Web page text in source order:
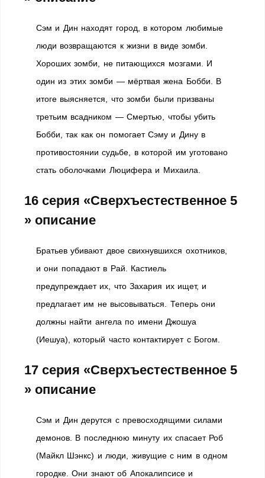
Сэм и Дин находят город, в котором любимые
люди возвращаются к жизни в виде зомби.
Хороших зомби, не питающихся мозгами. И
один из этих зомби — мёртвая жена Бобби. В
итоге выясняется, что зомби были призваны
третьим всадником — Смертью, чтобы убить
Бобби, так как он помогает Сэму и Дину в
противостоянии судьбе, в которой им уготовано
стать оболочками Люцифера и Михаила.
16 серия «Сверхъестественное 5
» описание
Братьев убивают двое свихнувшихся охотников,
и они попадают в Рай. Кастиель
предупреждает их, что Захария их ищет, и
предлагает им не высовываться. Теперь они
должны найти ангела по имени Джошуа
(Иешуа), который часто контактирует с Богом.
17 серия «Сверхъестественное 5
» описание
Сэм и Дин дерутся с превосходящими силами
демонов. В последнюю минуту их спасает Роб
(Майкл Шэнкс) и люди, живущие с ним в одном
городке. Они знают об Апокалипсисе и